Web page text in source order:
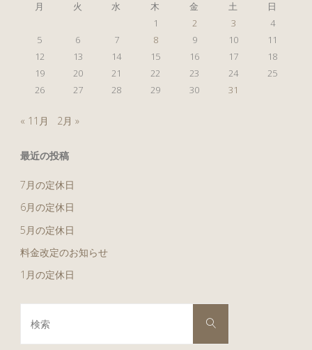
月
火 水 木 金 土
日
1
2 3
4
5
6 7 8 9 10
11
12
13 14 15 16 17
18
19
20 21 22 23 24
25
26
27 28 29 30 31
« 11月 2月 »
最近の投稿
7月の定休日
6月の定休日
5月の定休日
料金改定のお知らせ
1月の定休日
対
検